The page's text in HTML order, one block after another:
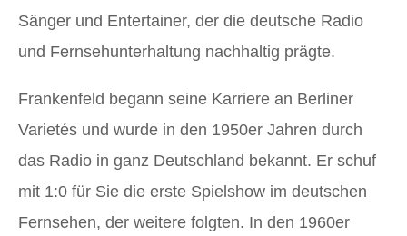
Sänger und Entertainer, der die deutsche Radio
und Fernsehunterhaltung nachhaltig prägte.
Frankenfeld begann seine Karriere an Berliner
Varietés und wurde in den 1950er Jahren durch
das Radio in ganz Deutschland bekannt. Er schuf
mit 1:0 für Sie die erste Spielshow im deutschen
Fernsehen, der weitere folgten. In den 1960er